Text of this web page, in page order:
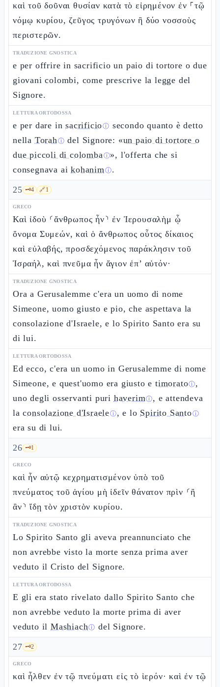
καὶ τοῦ δοῦναι θυσίαν κατὰ τὸ εἰρημένον ἐν ⸀τῷ
νόμῳ κυρίου, ζεῦγος τρυγόνων ἢ δύο νοσσοὺς
περιστερῶν.
TRADUZIONE GNOSTICA
e per offrire in sacrificio un paio di tortore o due
giovani colombi, come prescrive la legge del
Signore.
LETTURA ORTODOSSA
e per dare insacrificioⓘ secondo quanto è detto
nella Torahⓘ del Signore: «un paio di tortore o
due piccoli di colombaⓘ», l'offerta che si
consegnava aikohanimⓘ.
25 🗝️4 🔗1
GRECO
Καὶ ἰδοὺ ⸂ἄνθρωπος ἦν⸃ ἐν Ἰερουσαλὴμ ᾧ
ὄνομα Συμεών, καὶ ὁ ἄνθρωπος οὗτος δίκαιος
καὶ εὐλαβής, προσδεχόμενος παράκλησιν τοῦ
Ἰσραήλ, καὶ πνεῦμα ἦν ἅγιον ἐπ’ αὐτόν·
TRADUZIONE GNOSTICA
Ora a Gerusalemme c'era un uomo di nome
Simeone, uomo giusto e pio, che aspettava la
consolazione d'Israele, e lo Spirito Santo era su
di lui.
LETTURA ORTODOSSA
Ed ecco, c'era un uomo in Gerusalemme di nome
Simeone, e quest'uomo era giusto e timoratoⓘ,
uno degli osservanti puri haverimⓘ, e attendeva
laconsolazione d'Israeleⓘ, e lo Spirito Santoⓘ
era su di lui.
26 🗝️1
GRECO
καὶ ἦν αὐτῷ κεχρηματισμένον ὑπὸ τοῦ
πνεύματος τοῦ ἁγίου μὴ ἰδεῖν θάνατον πρὶν ⸂ἢ
ἂν⸃ ἴδῃ τὸν χριστὸν κυρίου.
TRADUZIONE GNOSTICA
Lo Spirito Santo gli aveva preannunciato che
non avrebbe visto la morte senza prima aver
veduto il Cristo del Signore.
LETTURA ORTODOSSA
E gli era stato rivelato dallo Spirito Santo che
non avrebbe veduto la morte prima di aver
veduto ilMashiachⓘ del Signore.
27 🗝️2
GRECO
καὶ ἦλθεν ἐν τῷ πνεύματι εἰς τὸ ἱερόν· καὶ ἐν τῷ